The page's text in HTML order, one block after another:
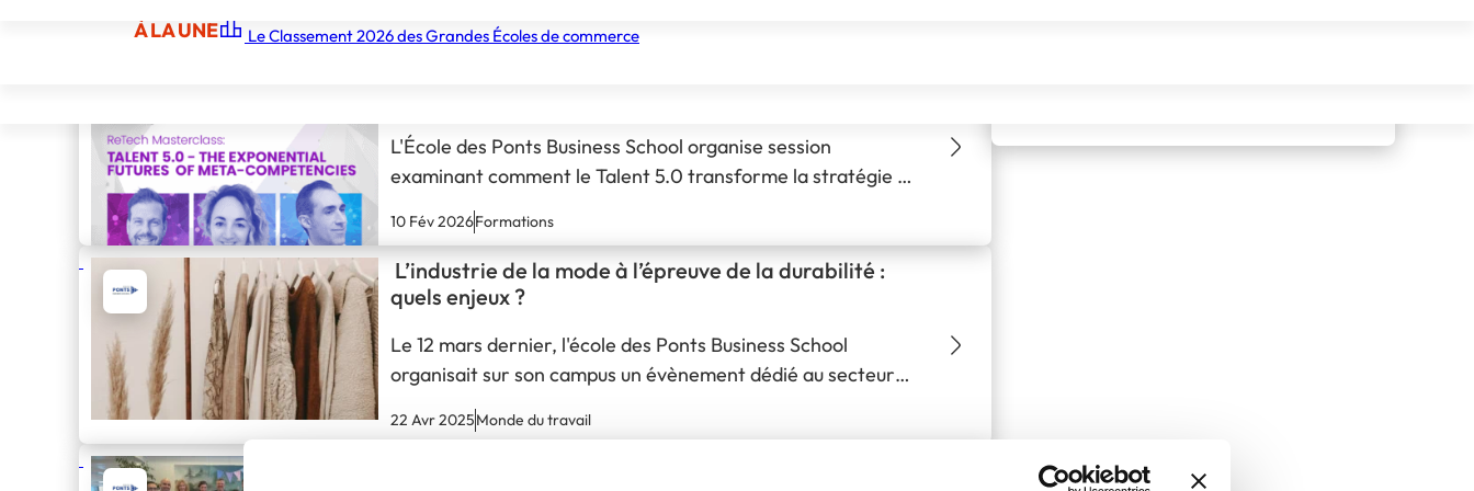
À LA UNE Le Classement 2026 des Grandes Écoles de commerce
L'École des Ponts Business School organise session
examinant comment le Talent 5.0 transforme la stratégie de
la main-d’œuvre, les modèles de leadership et la création de
valeur.
10 Fév 2026Formations
L’industrie de la mode à l’épreuve de la durabilité :
quels enjeux ?
Le 12 mars dernier, l'école des Ponts Business School
organisait sur son campus un évènement dédié au secteur
de la mode de demain.
22 Avr 2025Monde du travail